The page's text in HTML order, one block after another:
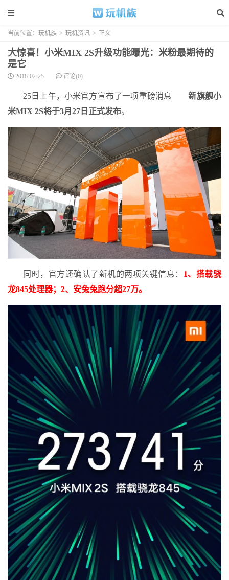
当前位置： 玩机族 > 玩机资讯 > 正文
大惊喜！小米MIX 2S升级功能曝光：米粉最期待的
是它
2018-02-25 评论(0)
25日上午，小米官方宣布了一项重磅消息——新旗舰小
米MIX 2S将于3月27日正式发布。
同时，官方还确认了新机的两项关键信息： 1、搭载骁
龙845处理器；2、安兔兔跑分超27万。